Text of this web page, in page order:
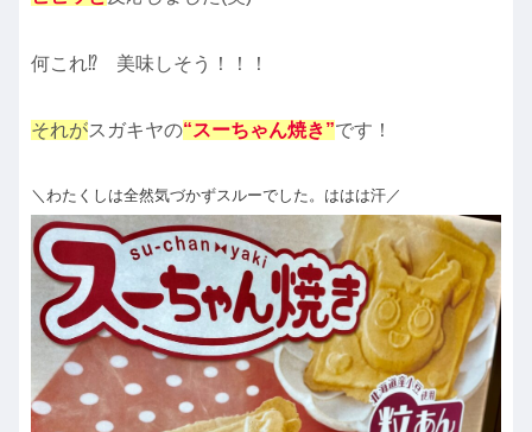
何これ⁉️ 美味しそう！！！
それがスガキヤの“スーちゃん焼き”です！
＼わたくしは全然気づかずスルーでした。ははは汗／